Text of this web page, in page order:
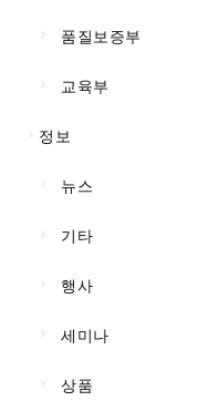
품질보증부
교육부
정보
뉴스
기타
행사
세미나
상품